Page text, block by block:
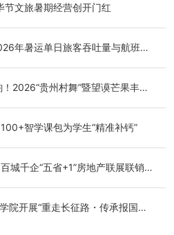
节文旅暑期经营创开门红
年暑运单日旅客吞吐量与航班起
2026“贵州村舞”暨望谟芒果丰收
智学课包为学生“精准补钙”
城千企“五省+1”房地产联展联销活
院开展“重走长征路・传承报国